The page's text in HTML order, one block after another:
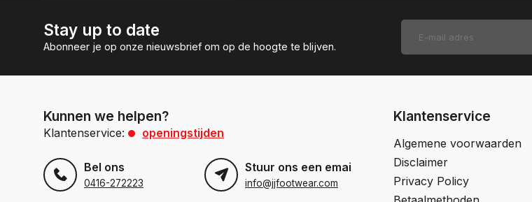
Stay up to date
Abonneer je op onze nieuwsbrief om op de hoogte te blijven.
Kunnen we helpen?
Klantenservice: openingstijden
Bel ons
0416-272223
Stuur ons een email
info@jjfootwear.com
Klantenservice
Algemene voorwaarden
Disclaimer
Privacy Policy